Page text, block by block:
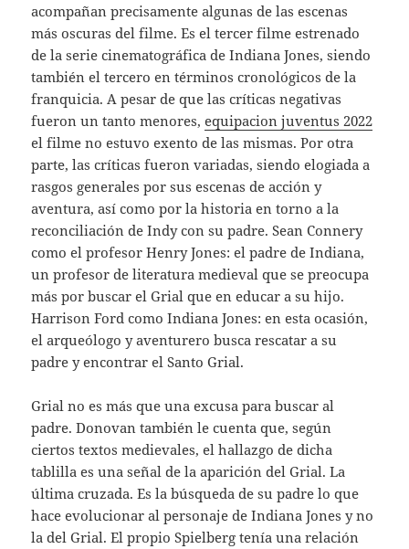
acompañan precisamente algunas de las escenas
más oscuras del filme. Es el tercer filme estrenado
de la serie cinematográfica de Indiana Jones, siendo
también el tercero en términos cronológicos de la
franquicia. A pesar de que las críticas negativas
fueron un tanto menores,equipacion juventus 2022
el filme no estuvo exento de las mismas. Por otra
parte, las críticas fueron variadas, siendo elogiada a
rasgos generales por sus escenas de acción y
aventura, así como por la historia en torno a la
reconciliación de Indy con su padre. Sean Connery
como el profesor Henry Jones: el padre de Indiana,
un profesor de literatura medieval que se preocupa
más por buscar el Grial que en educar a su hijo.
Harrison Ford como Indiana Jones: en esta ocasión,
el arqueólogo y aventurero busca rescatar a su
padre y encontrar el Santo Grial.
Grial no es más que una excusa para buscar al
padre. Donovan también le cuenta que, según
ciertos textos medievales, el hallazgo de dicha
tablilla es una señal de la aparición del Grial. La
última cruzada. Es la búsqueda de su padre lo que
hace evolucionar al personaje de Indiana Jones y no
la del Grial. El propio Spielberg tenía una relación